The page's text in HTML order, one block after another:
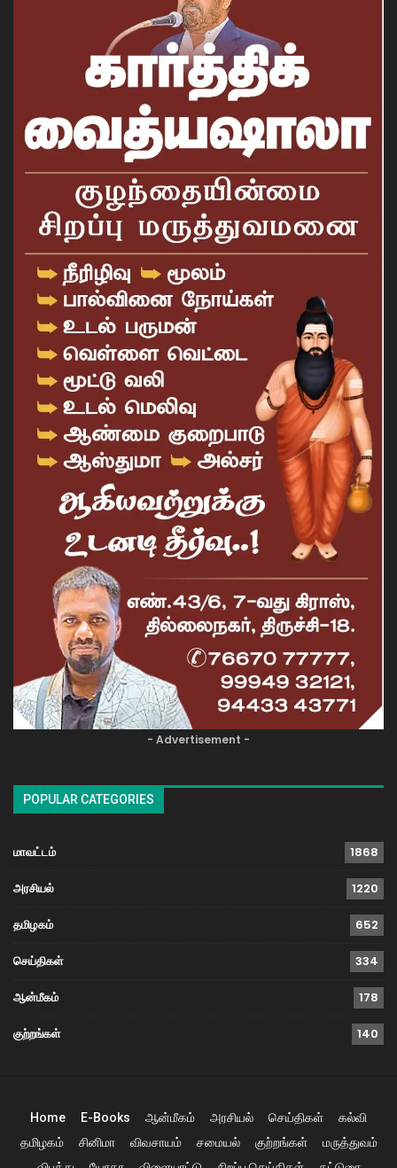
- Advertisement -
POPULAR CATEGORIES
மாவட்டம் 1868
அரசியல் 1220
தமிழகம் 652
செய்திகள் 334
ஆன்மீகம் 178
குற்றங்கள் 140
Home E-Books ஆன்மீகம் அரசியல் செய்திகள்
கல்வி
தமிழகம்
சினிமா விவசாயம் சமையல் குற்றங்கள்
மருத்துவம்